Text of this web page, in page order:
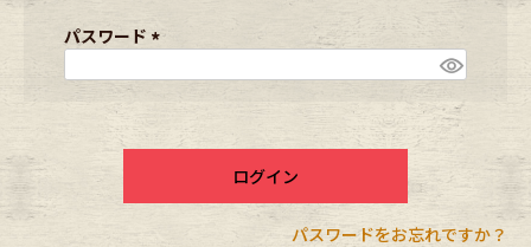
スタッフコーディネート
年代から探す
メンズ商品カテゴリーから探す
)
パスワード
ログイン
パスワードをお忘れですか？